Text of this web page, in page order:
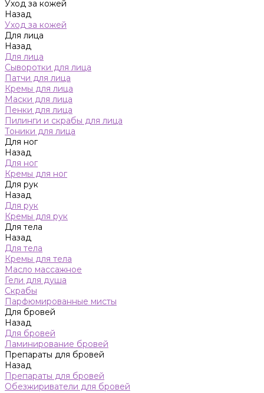
Уход за кожей
Назад
Уход за кожей
Для лица
Назад
Для лица
Сыворотки для лица
Патчи для лица
Кремы для лица
Маски для лица
Пенки для лица
Пилинги и скрабы для лица
Тоники для лица
Для ног
Назад
Для ног
Кремы для ног
Для рук
Назад
Для рук
Кремы для рук
Для тела
Назад
Для тела
Кремы для тела
Масло массажное
Гели для душа
Скрабы
Парфюмированные мисты
Для бровей
Назад
Для бровей
Ламинирование бровей
Препараты для бровей
Назад
Препараты для бровей
Обезжириватели для бровей